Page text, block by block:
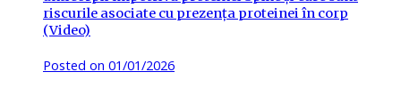
riscurile asociate cu prezența proteinei în corp
(Video)
Posted on 01/01/2026